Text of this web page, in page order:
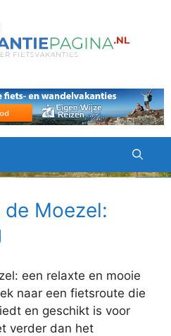
Moezel:
een relaxte en mooie
naar een fietsroute die
en geschikt is voor
verder dan het